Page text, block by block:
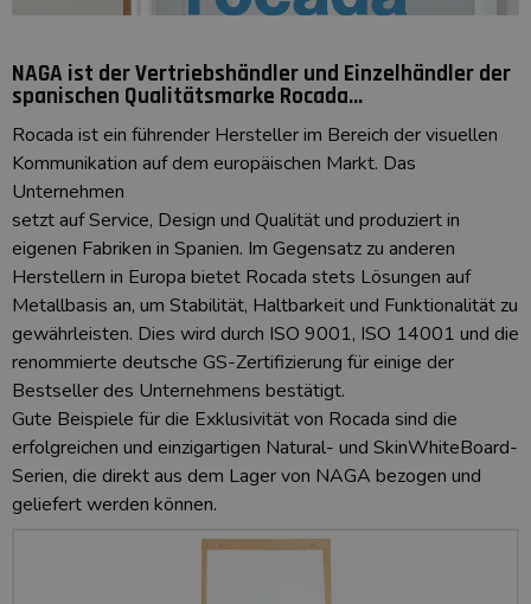
NAGA ist der Vertriebshändler und Einzelhändler der
spanischen Qualitätsmarke Rocada...
Rocada ist ein führender Hersteller im Bereich der visuellen
Kommunikation auf dem europäischen Markt. Das
Unternehmen
setzt auf Service, Design und Qualität und produziert in
eigenen Fabriken in Spanien. Im Gegensatz zu anderen
Herstellern in Europa bietet Rocada stets Lösungen auf
Metallbasis an, um Stabilität, Haltbarkeit und Funktionalität zu
gewährleisten. Dies wird durch ISO 9001, ISO 14001 und die
renommierte deutsche GS-Zertifizierung für einige der
Bestseller des Unternehmens bestätigt.
Gute Beispiele für die Exklusivität von Rocada sind die
erfolgreichen und einzigartigen Natural- und SkinWhiteBoard-
Serien, die direkt aus dem Lager von NAGA bezogen und
geliefert werden können.